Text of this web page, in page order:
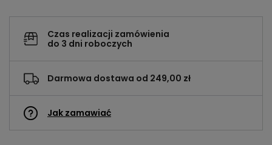
Czas realizacji zamówienia
do 3 dni roboczych
Darmowa dostawa od 249,00 zł
Jak zamawiać